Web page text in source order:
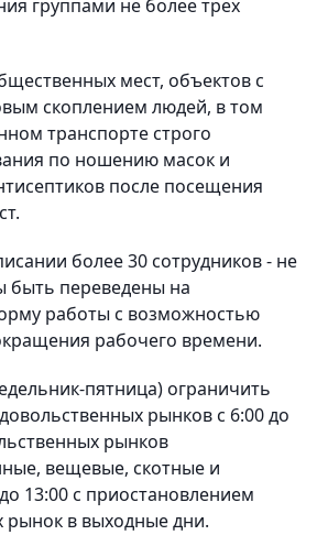
группами не более трех
мест, объектов с
скоплением людей, в том
транспорте строго
по ношению масок и
после посещения
более 30 сотрудников - не
быть переведены на
работы с возможностью
рабочего времени.
пятница) ограничить
рынков с 6:00 до
рынков
вещевые, скотные и
13:00 с приостановлением
рынок в выходные дни.